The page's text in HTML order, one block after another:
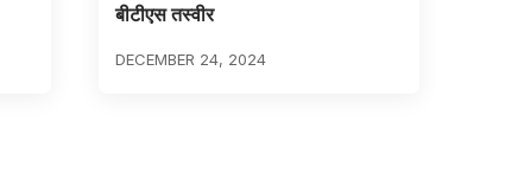
बीटीएस तस्वीर
DECEMBER 24, 2024